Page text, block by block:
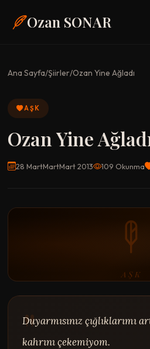
Ozan SONAR
Ana Sayfa/Şiirler/Ozan Yine Ağladı
AŞK
Ozan Yine
28 MartMartMart 2013 109 Okunma
AŞK
Duyarmısınız çığlıklarımı
kahrını çekemiyom.